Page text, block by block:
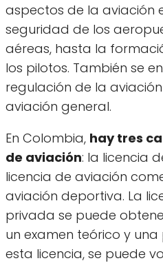
aspectos de la aviación
seguridad de los
aéreas, hasta la
los pilotos. También se
regulación de la
aviación general.
En Colombia, hay tres
de aviación: la licencia
licencia de aviación
aviación deportiva. La
privada se puede
un examen teórico y
esta licencia, se puede